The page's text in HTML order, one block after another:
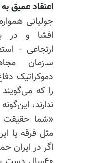
اعتقاد عمیق به
جولیانی
افشا و در
ارتجاعی -
سازمان
دموکراتیک
را که
ندارند،
«شما حقیقت
مثل فرقه یا
اگر در ایران